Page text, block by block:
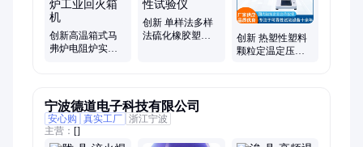
温老化试验箱、高低温冲击试验箱、塔式紫外线老化试验机、快
速温变试验箱、快温变试验箱、双柱万能材料试验机、单柱拉力
试验机、热变形维卡测试仪、金相磨抛机
创新高温箱式马
弗炉电阻炉实验
创新 单样法多样
法硫化橡胶塑料
创新 热塑性塑料
颗粒定温定压下
宁波德道电子科技有限公司
安心购 真实工厂 浙江宁波
主营： []